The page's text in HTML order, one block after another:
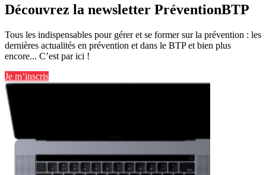
Découvrez la newsletter PréventionBTP
Tous les indispensables pour gérer et se former sur la prévention : les
dernières actualités en prévention et dans le BTP et bien plus
encore... C’est par ici !
Je m’inscris